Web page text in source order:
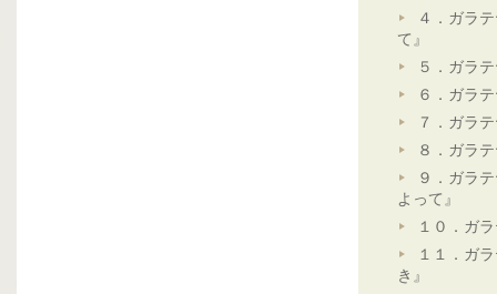
４．ガラ
て』
５．ガラ
６．ガラ
７．ガラ
８．ガラ
９．ガラ
よって』
１０．ガ
１１．ガ
き』